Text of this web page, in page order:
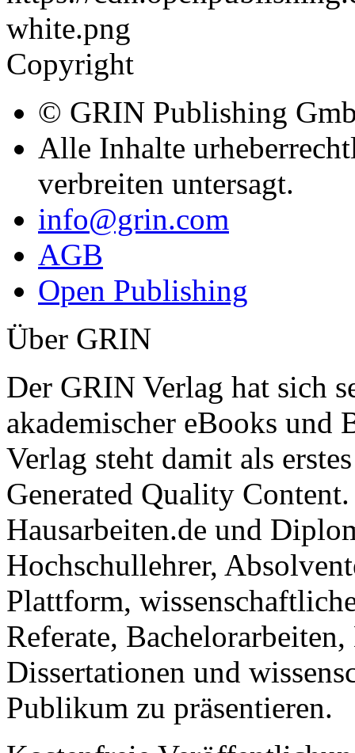
Copyright
© GRIN Publishing
Alle Inhalte
verbreiten untersagt.
info@grin.com
AGB
Open Publishing
Über GRIN
Der GRIN Verlag hat sich
akademischer eBooks und
Verlag steht damit als
Generated Quality
Hausarbeiten.de und
Hochschullehrer,
Plattform,
Referate,
Dissertationen und
Publikum zu präsentieren.